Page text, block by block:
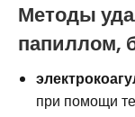
Методы
папиллом,
при помощи